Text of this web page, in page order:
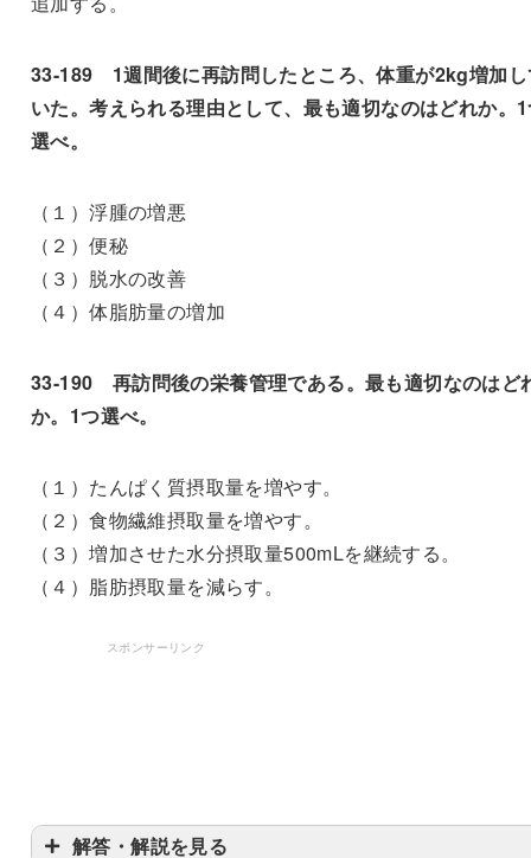
33-189 1週間後に再訪問したところ、体重が2kg増加
いた。考えられる理由として、最も適切なのはどれか。
選べ。
（１）浮腫の増悪
（２）便秘
（３）脱水の改善
（４）体脂肪量の増加
33-190 再訪問後の栄養管理である。最も適切なのはど
か。1つ選べ。
（１）たんぱく質摂取量を増やす。
（２）食物繊維摂取量を増やす。
（３）増加させた水分摂取量500mLを継続する。
（４）脂肪摂取量を減らす。
スポンサーリンク
解答・解説を見る